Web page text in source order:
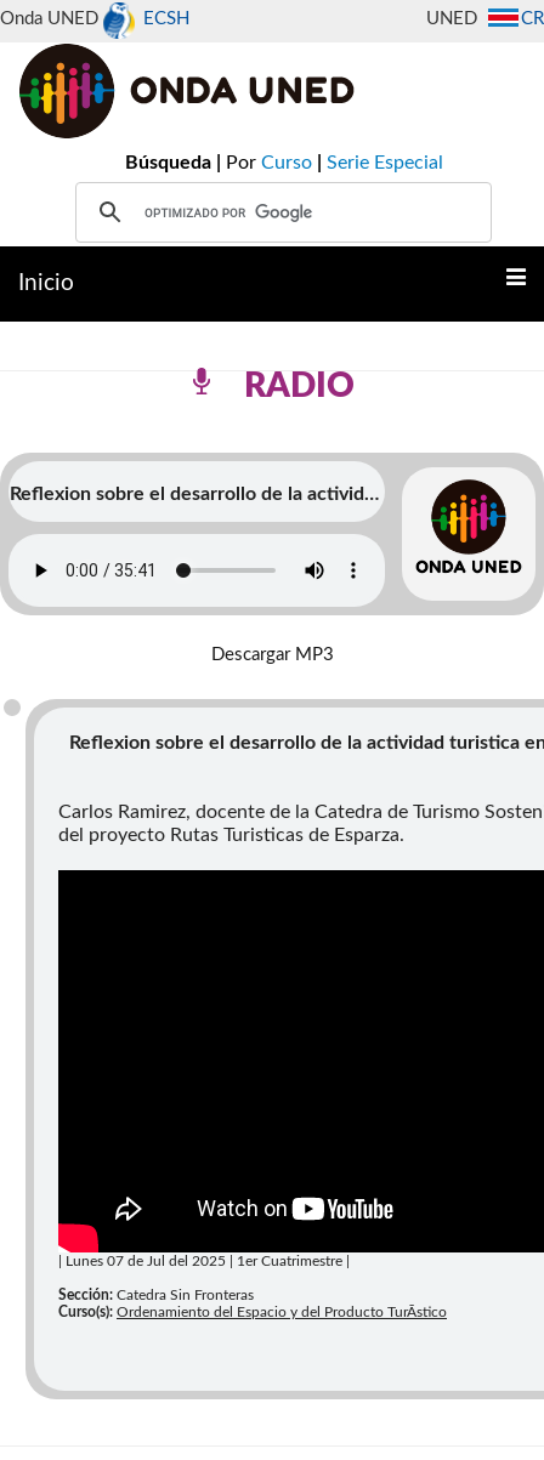
Onda UNED ECSH CR
UNED
Búsqueda | Por Curso Serie Especial
Inicio
RADIO
Reflexion sobre el desarrollo de la actividad
turistica en el canton de Esparza
Descargar MP3
Reflexion sobre el desarrollo de la actividad turistica
Carlos Ramirez, docente de la Catedra de Turismo
del proyecto Rutas Turisticas de Esparza.
| Lunes 07 de Jul del 2025 | 1er Cuatrimestre |
Sección: Catedra Sin Fronteras
Curso(s): Ordenamiento del Espacio y del Producto TurÃ­stico